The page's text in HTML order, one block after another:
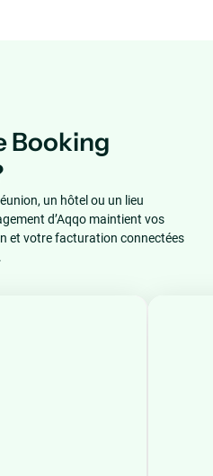
Booking
un hôtel ou un lieu
d’Aqqo maintient vos
et votre facturation connectées